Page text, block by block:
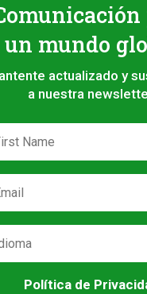
un mundo
actualizado y
a nuestra
Política de